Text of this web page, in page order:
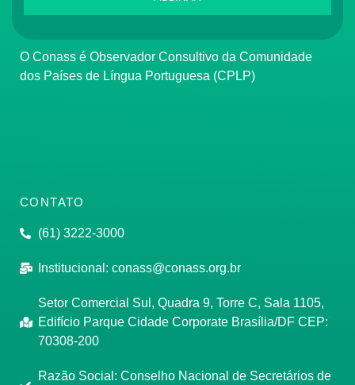
O Conass é Observador Consultivo da Comunidade
dos Países de Língua Portuguesa (CPLP)
CONTATO
(61) 3222-3000
Institucional: conass@conass.org.br
Setor Comercial Sul, Quadra 9, Torre C, Sala 1105,
Edifício Parque Cidade Corporate Brasília/DF CEP:
70308-200
Razão Social: Conselho Nacional de Secretários de